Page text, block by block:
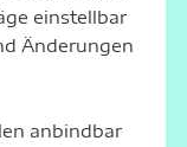
einstellbar
Änderungen
anbindbar